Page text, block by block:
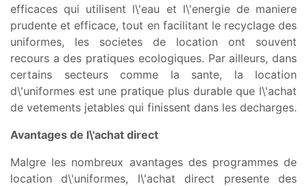
efficaces qui utilisent l\'eau et l\'energie de maniere
prudente et efficace, tout en facilitant le recyclage des
uniformes, les societes de location ont souvent
recours a des pratiques ecologiques. Par ailleurs, dans
certains secteurs comme la sante, la location
d\'uniformes est une pratique plus durable que l\'achat
de vetements jetables qui finissent dans les decharges.
Avantages de l\'achat direct
Malgre les nombreux avantages des programmes de
location d\'uniformes, l\'achat direct presente des